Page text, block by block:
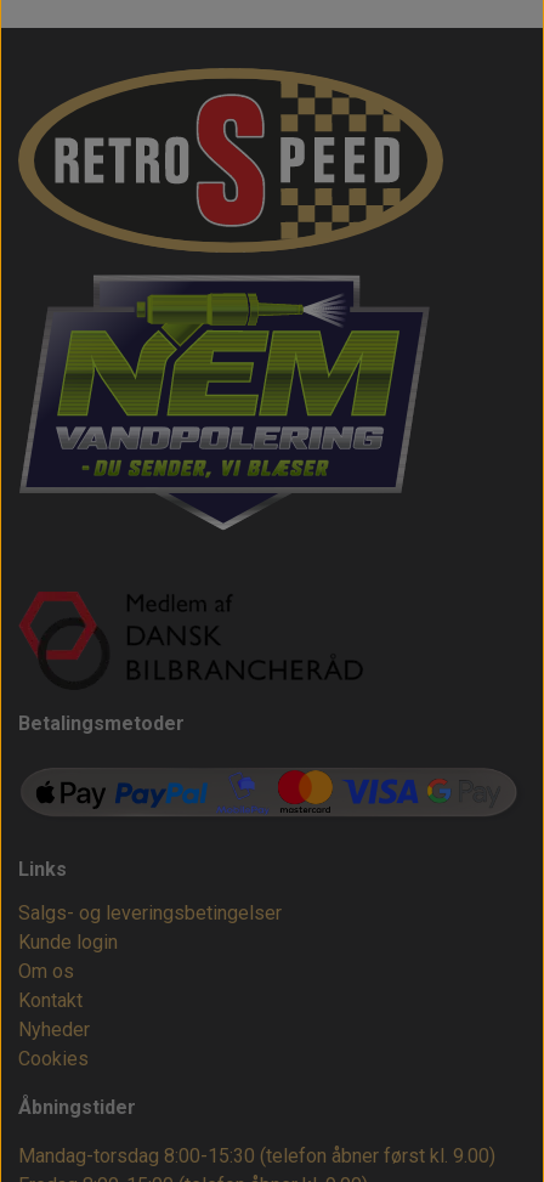
Betalingsmetoder
Links
Salgs- og leveringsbetingelser
Kunde login
Om os
Kontakt
Nyheder
Cookies
Åbningstider
Mandag-torsdag 8:00-15:30 (telefon åbner først kl. 9.00)